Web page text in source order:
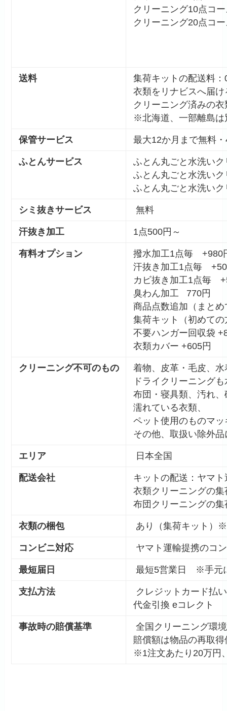
クリーニング10点コ
クリーニング20点コ
送料
集荷キットの配送料：
衣類をリナビスへ届
クリーニング済みの
※北海道、一部離島は
保管サービス 最大12か月まで無料
ふとんサービス
ふとん丸ごと水洗い
ふとん丸ごと水洗い
ふとん丸ごと水洗い
シミ抜きサービス 無料
汗抜き加工 1点500円～
有料オプション
撥水加工1点毎 +980
汗抜き加工1点毎
カビ抜き加工1点毎
臭わん加工 770円
商品点数追加（まと
集荷キット（初めて
不要ハンガー回収袋
衣類カバー +605円
クリーニング不可のもの
着物、皮革・毛皮、
ドライクリーニング
布団・寝具類、汚れ
濡れている衣類、
ペット使用のものマ
その他、取扱い除外
エリア 日本全国
配送会社
キットの配送：ヤマ
衣類クリーニングの
布団クリーニングの
衣類の梱包 あり（集荷キット）
コンビニ対応 ヤマト運輸提携のコ
最短届日 最短5営業日 ※手元
支払方法
クレジットカード払
代金引換 eコレクト
事故時の賠償基準
全国クリーニング環
賠償額は物品の再取
※1注文あたり20万円